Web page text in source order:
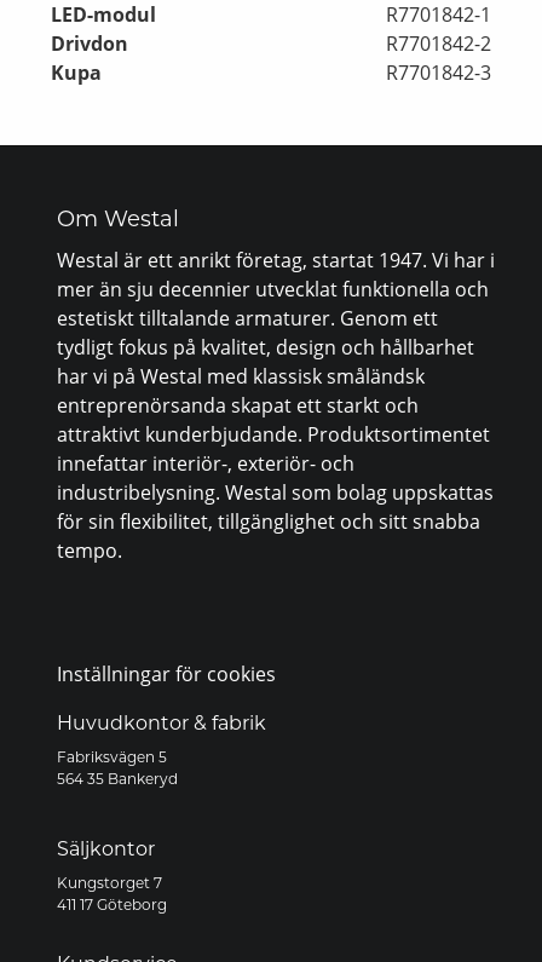
LED-modul R7701842-1
Drivdon R7701842-2
Kupa R7701842-3
Om Westal
Westal är ett anrikt företag, startat 1947. Vi har i
mer än sju decennier utvecklat funktionella och
estetiskt tilltalande armaturer. Genom ett
tydligt fokus på kvalitet, design och hållbarhet
har vi på Westal med klassisk småländsk
entreprenörsanda skapat ett starkt och
attraktivt kunderbjudande. Produktsortimentet
innefattar interiör-, exteriör- och
industribelysning. Westal som bolag uppskattas
för sin flexibilitet, tillgänglighet och sitt snabba
tempo.
Inställningar för cookies
Huvudkontor & fabrik
Fabriksvägen 5
564 35 Bankeryd
Säljkontor
Kungstorget 7
411 17 Göteborg